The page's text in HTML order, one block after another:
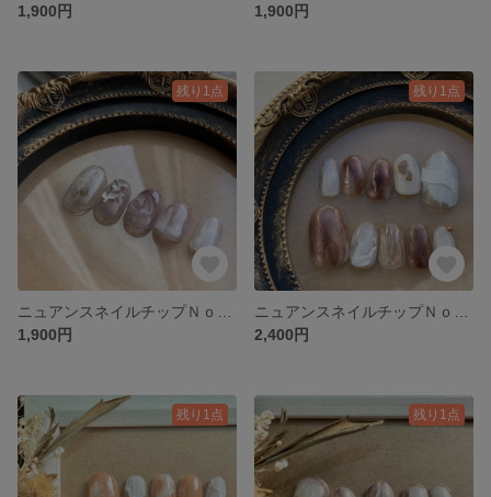
1,900円
1,900円
残り1点
1,900円
残り1点
2,400円
残り1点 残り1点